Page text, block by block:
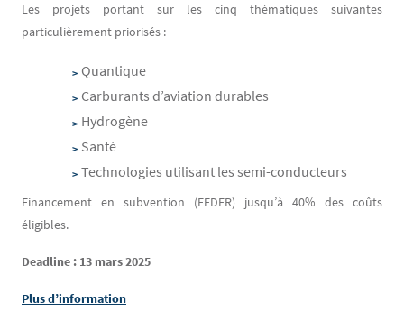
Les projets portant sur les cinq thématiques suivantes
particulièrement priorisés :
Quantique
Carburants d’aviation durables
Hydrogène
Santé
Technologies utilisant les semi-conducteurs
Financement en subvention (FEDER) jusqu’à 40% des coûts
éligibles.
Deadline : 13 mars 2025
Plus d’information